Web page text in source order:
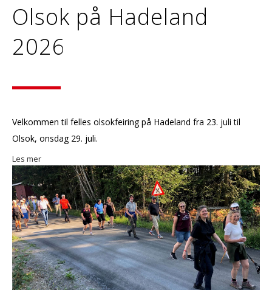
Olsok på Hadeland
2026
Velkommen til felles olsokfeiring på Hadeland fra 23. juli til
Olsok, onsdag 29. juli.
Les mer